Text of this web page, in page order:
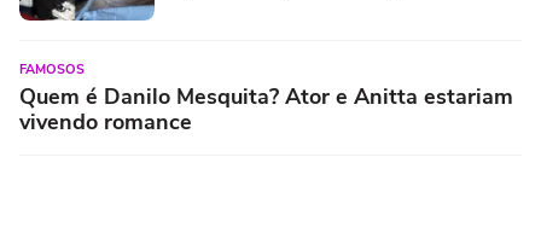
FAMOSOS
Quem é Danilo Mesquita? Ator e Anitta estariam
vivendo romance